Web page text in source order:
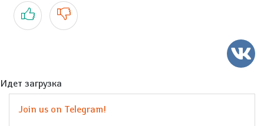
Yes No
Идет загрузка
Join us on Telegram!